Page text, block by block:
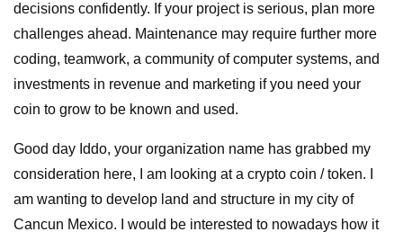
decisions confidently. If your project is serious, plan more
challenges ahead. Maintenance may require further more
coding, teamwork, a community of computer systems, and
investments in revenue and marketing if you need your
coin to grow to be known and used.
Good day Iddo, your organization name has grabbed my
consideration here, I am looking at a crypto coin / token. I
am wanting to develop land and structure in my city of
Cancun Mexico. I would be interested to nowadays how it